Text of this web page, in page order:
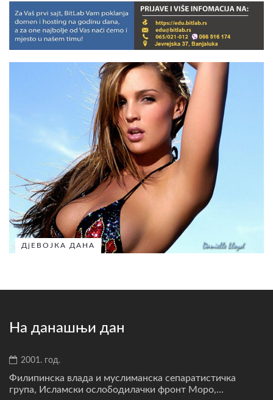
ДјЕВОЈКА ДАНА
На данашњи дан
2001. год.
Филипинска влада и муслиманска сепаратистичка
група, Исламски ослободилачки фронт Моро,...